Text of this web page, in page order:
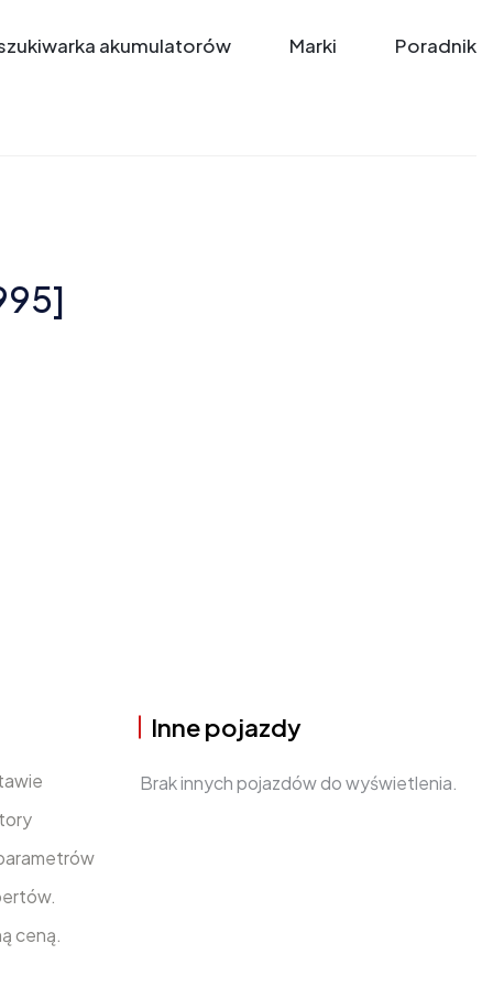
akumulatorów Marki Poradnik
ceną.
Inne pojazdy
Brak innych pojazdów do wyświetlenia.